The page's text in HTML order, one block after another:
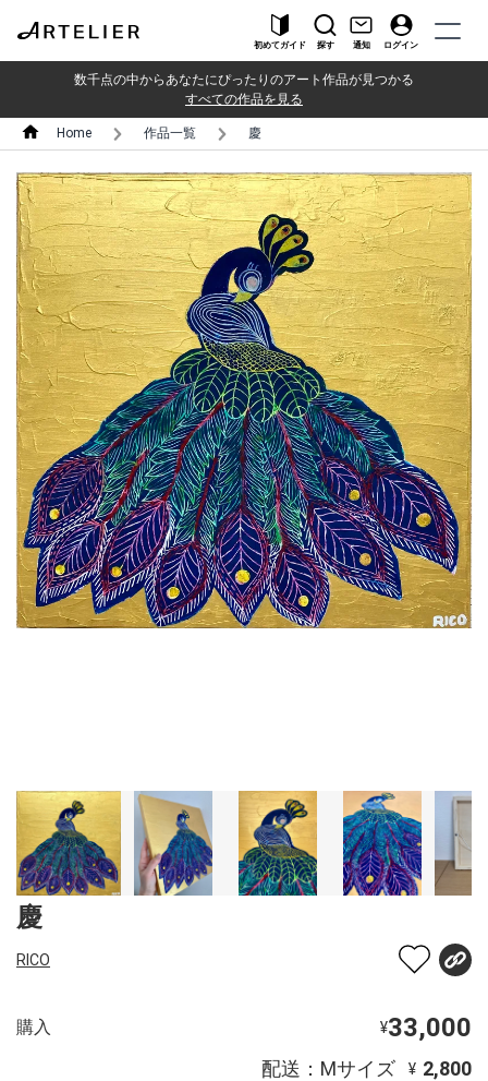
初めてガイド 探す 通知 ログイン
数千点の中からあなたにぴったりのアート作品が見つかる
すべての作品を見る
Home 作品一覧 慶
慶
RICO
購入 ¥33,000
配送：Mサイズ ¥ 2,800